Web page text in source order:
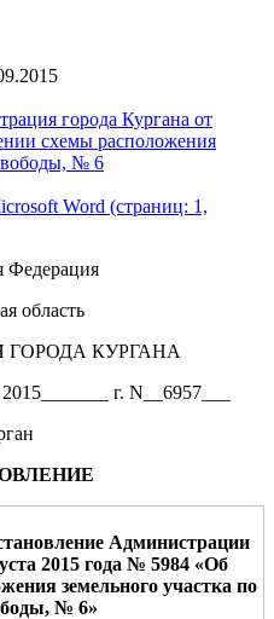
города Кургана от
схемы расположения
№ 6
Word (страниц: 1,
Федерация
область
КУРГАНА
г. N__6957___
Администрации
2015года № 5984«Об
земельного участка по
№ 6»